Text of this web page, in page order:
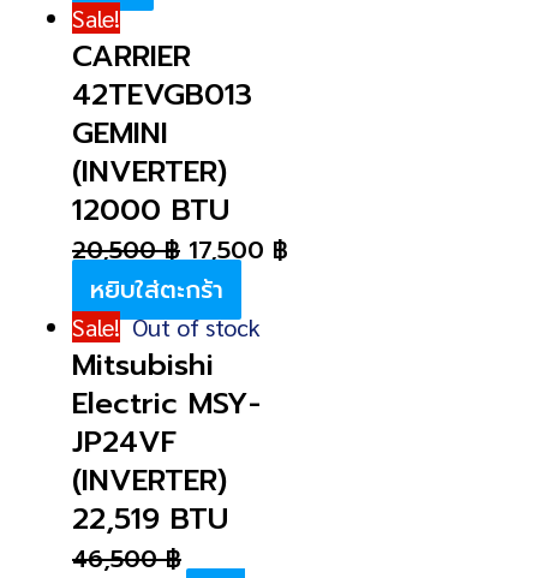
Sale!
CARRIER
42TEVGB013
GEMINI
(INVERTER)
12000 BTU
20,500฿ 17,500 ฿
หยิบใส่ตะกร้า
Sale! Out of stock
Mitsubishi
Electric MSY-
JP24VF
(INVERTER)
22,519 BTU
46,500฿